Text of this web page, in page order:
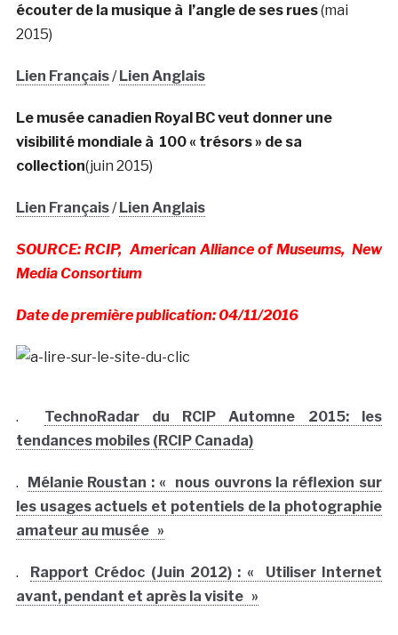
écouter de la musique à l’angle de ses rues(mai
2015)
Lien Français/Lien Anglais
Le musée canadien Royal BC veut donner une
visibilité mondiale à 100 « trésors » de sa
collection(juin 2015)
Lien Français/Lien Anglais
SOURCE: RCIP, American Alliance of Museums, New
Media Consortium
Date de première publication: 04/11/2016
. TechnoRadar du RCIP Automne 2015: les
tendances mobiles (RCIP Canada)
. Mélanie Roustan : « nous ouvrons la réflexion sur
les usages actuels et potentiels de la photographie
amateur au musée »
. Rapport Crédoc (Juin 2012) : « Utiliser Internet
avant, pendant et après la visite »